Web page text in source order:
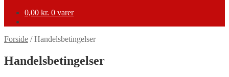
0,00 kr. 0 varer
Forside /Handelsbetingelser
Handelsbetingelser